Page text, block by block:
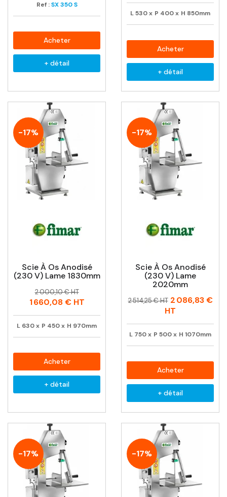
Ref : SX 350 S
Acheter
+ détail
L530x P 400x H 850mm
Acheter
+ détail
-17%
Scie À Os Anodisé
(230 V) Lame 1830mm
Prix
Prix
habituel
2 000,10 € HT
1 660,08 €HT
L 630x P 450x H 970mm
Acheter
+ détail
-17%
Scie À Os Anodisé
(230 V) Lame
2020mm
Prix
Prix
2 514,25 € HT 2 086,83 €
HT
L 750x P 500x H 1070mm
Acheter
+ détail
-17% -17%